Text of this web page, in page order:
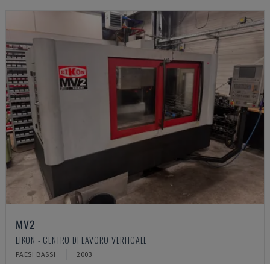
MV2
EIKON - CENTRO DI LAVORO VERTICALE
PAESI BASSI 2003